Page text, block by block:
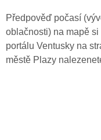
Předpověď počasí
oblačnosti) na mapě
portálu Ventusky na
městě Plazy